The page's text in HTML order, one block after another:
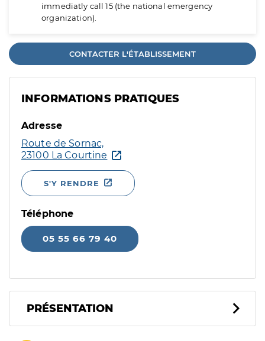
immediatly call 15 (the national emergency
organization).
CONTACTER L'ÉTABLISSEMENT
INFORMATIONS PRATIQUES
Adresse
Route de Sornac,
23100 La Courtine
S'Y RENDRE
Téléphone
05 55 66 79 40
PRÉSENTATION